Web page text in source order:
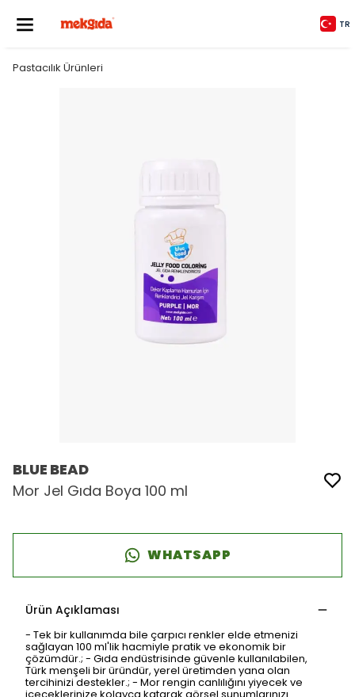
TR
Pastacılık Ürünleri
BLUE BEAD
Mor Jel Gıda Boya 100 ml
WHATSAPP
Ürün Açıklaması
- Tek bir kullanımda bile çarpıcı renkler elde etmenizi
sağlayan 100 ml'lik hacmiyle pratik ve ekonomik bir
çözümdür.; - Gıda endüstrisinde güvenle kullanılabilen,
Türk menşeli bir üründür, yerel üretimden yana olan
tercihinizi destekler.; - Mor rengin canlılığını yiyecek ve